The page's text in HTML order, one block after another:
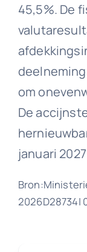
45,5%. De
om
De
januari
2026D28734|